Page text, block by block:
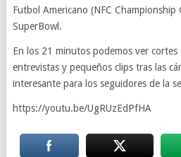
Futbol Americano (NFC Championship
SuperBowl.
En los 21 minutos podemos ver cortes
entrevistas y pequeños clips tras las
interesante para los seguidores de la
https://youtu.be/UgRUzEdPfHA